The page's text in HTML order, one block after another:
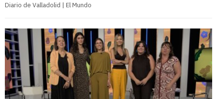
Diario de Valladolid | El Mundo